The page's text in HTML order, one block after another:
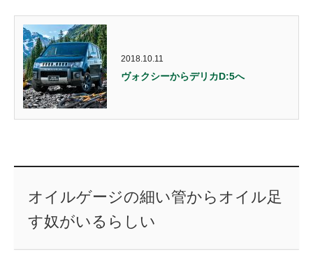
2018.10.11
ヴォクシーからデリカD:5へ
オイルゲージの細い管からオイル足
す奴がいるらしい